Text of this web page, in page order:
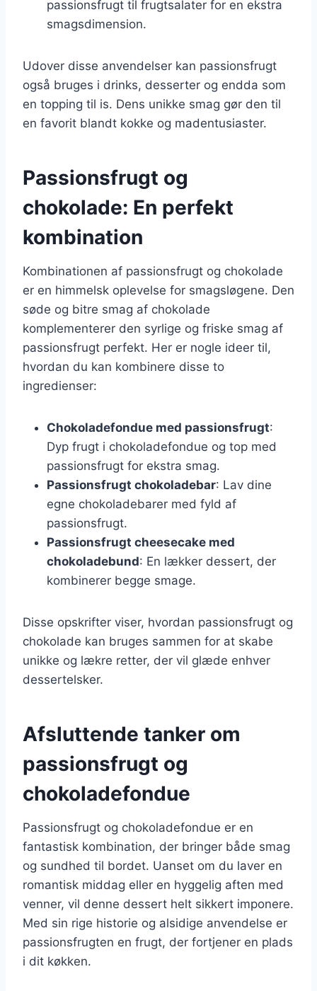
passionsfrugt til frugtsalater for en ekstra
smagsdimension.
Udover disse anvendelser kan passionsfrugt
også bruges i drinks, desserter og endda som
en topping til is. Dens unikke smag gør den til
en favorit blandt kokke og madentusiaster.
Passionsfrugt og
chokolade: En perfekt
kombination
Kombinationen af passionsfrugt og chokolade
er en himmelsk oplevelse for smagsløgene. Den
søde og bitre smag af chokolade
komplementerer den syrlige og friske smag af
passionsfrugt perfekt. Her er nogle ideer til,
hvordan du kan kombinere disse to
ingredienser:
Chokoladefondue med passionsfrugt:
Dyp frugt i chokoladefondue og top med
passionsfrugt for ekstra smag.
Passionsfrugt chokoladebar: Lav dine
egne chokoladebarer med fyld af
passionsfrugt.
Passionsfrugt cheesecake med
chokoladebund: En lækker dessert, der
kombinerer begge smage.
Disse opskrifter viser, hvordan passionsfrugt og
chokolade kan bruges sammen for at skabe
unikke og lækre retter, der vil glæde enhver
dessertelsker.
Afsluttende tanker om
passionsfrugt og
chokoladefondue
Passionsfrugt og chokoladefondue er en
fantastisk kombination, der bringer både smag
og sundhed til bordet. Uanset om du laver en
romantisk middag eller en hyggelig aften med
venner, vil denne dessert helt sikkert imponere.
Med sin rige historie og alsidige anvendelse er
passionsfrugten en frugt, der fortjener en plads
i dit køkken.